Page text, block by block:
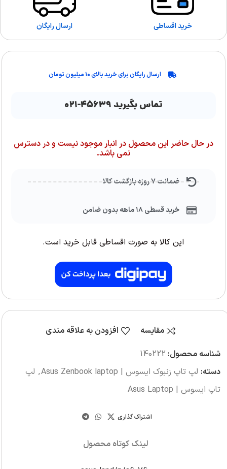
خرید اقساطی ارسال رایگان
ارسال رایگان برای خرید بالای ۱۰ میلیون تومان
تماس بگیرید ۴۵۶۳۹-۰۲۱
در حال حاضر این محصول در انبار موجود نیست و در دسترس
نمی باشد.
ضمانت ۷ روزه بازگشت کالا
خرید قسطی ۱۸ ماهه بدون ضامن
این کالا به صورت اقساطی قابل خرید است.
مقایسه
افزودن به علاقه مندی
شناسه محصول: 140222
دسته: لپ تاپ زنبوک ایسوس | Asus Zenbook laptop , لپ
تاپ ایسوس | Asus Laptop
اشتراک گذاری
لینک کوتاه محصول